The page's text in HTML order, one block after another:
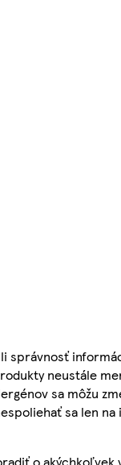
správnosť
neustále
sa môžu
sa len